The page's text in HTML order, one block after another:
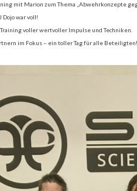
mit Marion zum Thema „Abwehrkonzepte
war voll!
voller wertvoller Impulse und Techniken.
im Fokus – ein toller Tag für alle Beteiligten!